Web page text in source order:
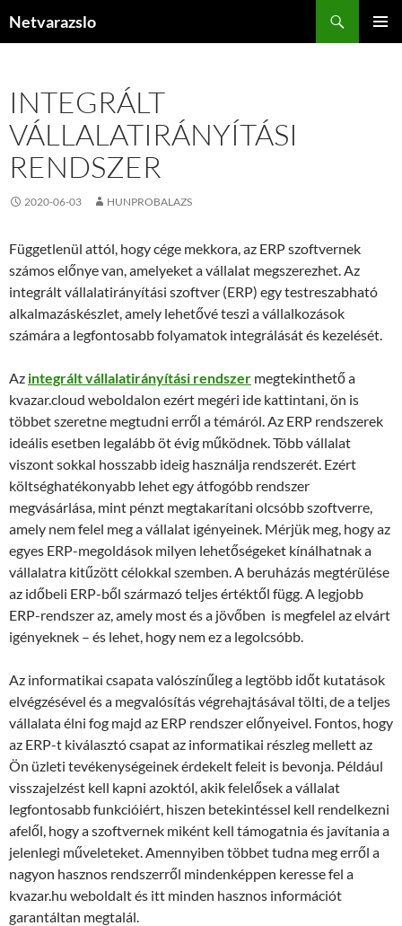
Netvarazslo
INTEGRÁLT
VÁLLALATIRÁNYÍTÁSI
RENDSZER
2020-06-03 HUNPROBALAZS
Függetlenül attól, hogy cége mekkora, az ERP szoftvernek
számos előnye van, amelyeket a vállalat megszerezhet. Az
integrált vállalatirányítási szoftver (ERP) egy testreszabható
alkalmazáskészlet, amely lehetővé teszi a vállalkozások
számára a legfontosabb folyamatok integrálását és kezelését.
Az integrált vállalatirányítási rendszer megtekinthető a
kvazar.cloud weboldalon ezért megéri ide kattintani, ön is
többet szeretne megtudni erről a témáról. Az ERP rendszerek
ideális esetben legalább öt évig működnek. Több vállalat
viszont sokkal hosszabb ideig használja rendszerét. Ezért
költséghatékonyabb lehet egy átfogóbb rendszer
megvásárlása, mint pénzt megtakarítani olcsóbb szoftverre,
amely nem felel meg a vállalat igényeinek. Mérjük meg, hogy az
egyes ERP-megoldások milyen lehetőségeket kínálhatnak a
vállalatra kitűzött célokkal szemben. A beruházás megtérülése
az időbeli ERP-ből származó teljes értéktől függ. A legjobb
ERP-rendszer az, amely most és a jövőben is megfelel az elvárt
igényeknek – és lehet, hogy nem ez a legolcsóbb.
Az informatikai csapata valószínűleg a legtöbb időt kutatások
elvégzésével és a megvalósítás végrehajtásával tölti, de a teljes
vállalata élni fog majd az ERP rendszer előnyeivel. Fontos, hogy
az ERP-t kiválasztó csapat az informatikai részleg mellett az
Ön üzleti tevékenységeinek érdekelt feleit is bevonja. Például
visszajelzést kell kapni azoktól, akik felelősek a vállalat
legfontosabb funkcióiért, hiszen betekintéssel kell rendelkezni
afelől, hogy a szoftvernek miként kell támogatnia és javítania a
jelenlegi műveleteket. Amennyiben többet tudna meg erről a
nagyon hasznos rendszerről mindenképpen keresse fel a
kvazar.hu weboldalt és itt minden hasznos információt
garantáltan megtalál.